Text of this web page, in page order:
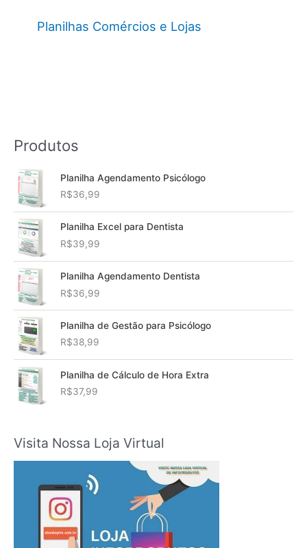
Planilhas Comércios e Lojas
Produtos
Planilha Agendamento Psicólogo
R$36,99
Planilha Excel para Dentista
R$39,99
Planilha Agendamento Dentista
R$36,99
Planilha de Gestão para Psicólogo
R$38,99
Planilha de Cálculo de Hora Extra
R$37,99
Visita Nossa Loja Virtual